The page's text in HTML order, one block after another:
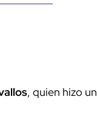
, quien hizo un